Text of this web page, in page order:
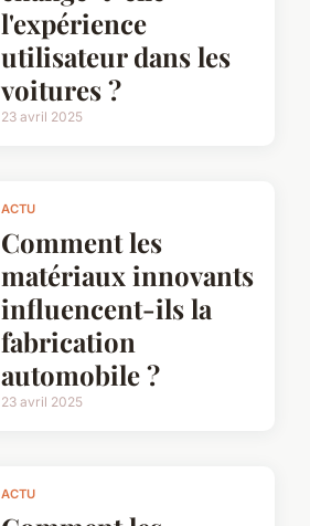
l'expérience
utilisateur dans les
voitures ?
23 avril 2025
ACTU
Comment les
matériaux innovants
influencent-ils la
fabrication
automobile ?
23 avril 2025
ACTU